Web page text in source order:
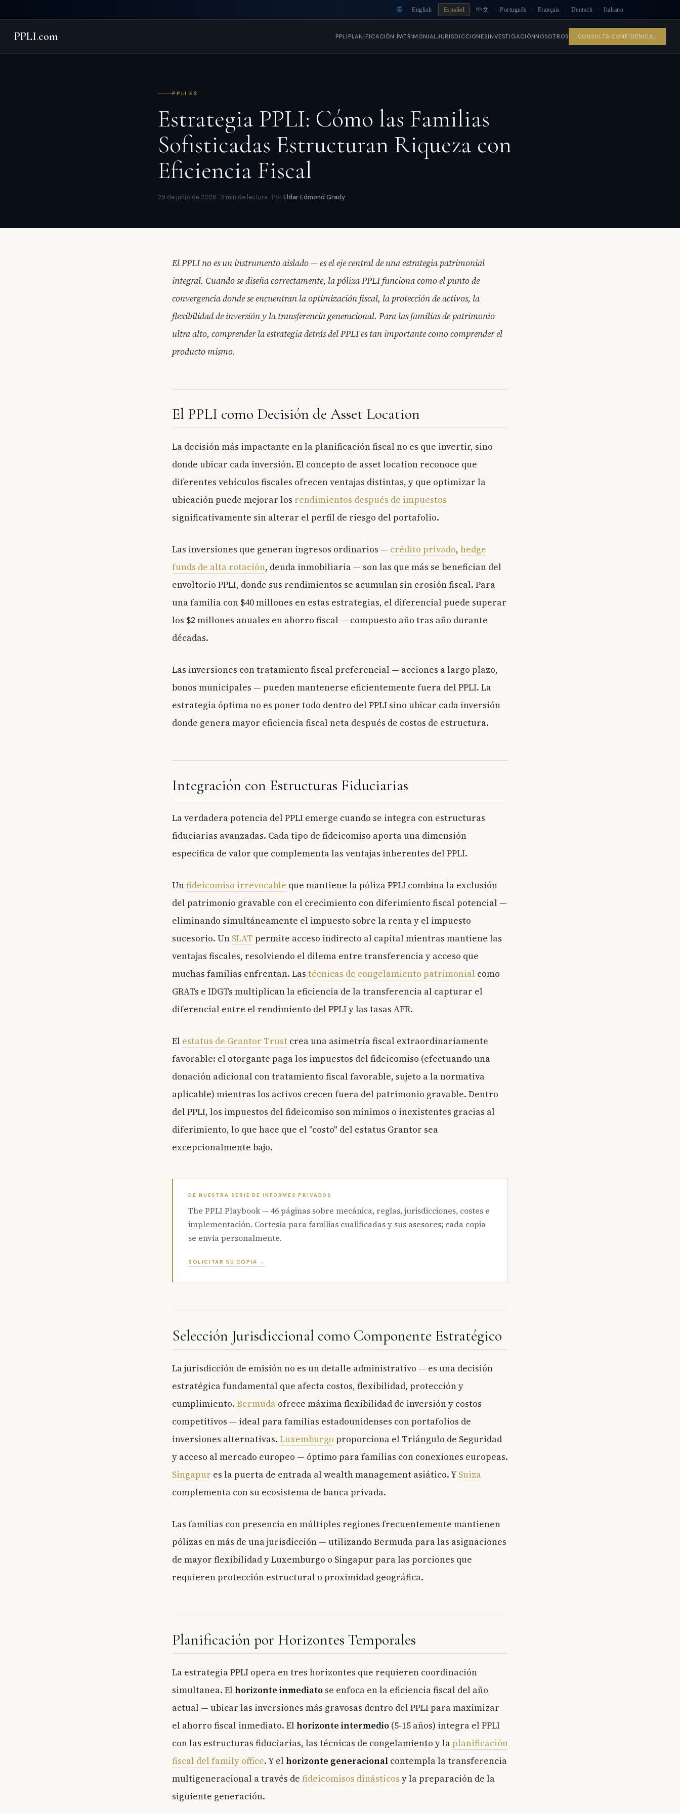
English Español 中文 Português Français Deutsch Italiano
PPLI.com PPLI PLANIFICACIÓN PATRIMONIALJURISDICCIONESINVESTIGACIÓNNOSOTROS CONSULTA CONFIDENCIAL
PPLI ES
Estrategia PPLI: Cómo las Familias
Sofisticadas Estructuran Riqueza con
Eficiencia Fiscal
29 de junio de 2026 · 3 min de lectura · PorEldar Edmond Grady
El PPLI no es un instrumento aislado — es el eje central de una estrategia patrimonial
integral. Cuando se diseña correctamente, la póliza PPLI funciona como el punto de
convergencia donde se encuentran la optimización fiscal, la protección de activos, la
flexibilidad de inversión y la transferencia generacional. Para las familias de patrimonio
ultra alto, comprender la estrategia detrás del PPLI es tan importante como comprender el
producto mismo.
El PPLI como Decisión de Asset Location
La decisión más impactante en la planificación fiscal no es que invertir, sino
donde ubicar cada inversión. El concepto de asset location reconoce que
diferentes vehículos fiscales ofrecen ventajas distintas, y que optimizar la
ubicación puede mejorar los rendimientos después de impuestos
significativamente sin alterar el perfil de riesgo del portafolio.
Las inversiones que generan ingresos ordinarios — crédito privado, hedge
funds de alta rotación, deuda inmobiliaria — son las que más se benefician del
envoltorio PPLI, donde sus rendimientos se acumulan sin erosión fiscal. Para
una familia con $40 millones en estas estrategias, el diferencial puede superar
los $2 millones anuales en ahorro fiscal — compuesto año tras año durante
décadas.
Las inversiones con tratamiento fiscal preferencial — acciones a largo plazo,
bonos municipales — pueden mantenerse eficientemente fuera del PPLI. La
estrategia óptima no es poner todo dentro del PPLI sino ubicar cada inversión
donde genera mayor eficiencia fiscal neta después de costos de estructura.
Integración con Estructuras Fiduciarias
La verdadera potencia del PPLI emerge cuando se integra con estructuras
fiduciarias avanzadas. Cada tipo de fideicomiso aporta una dimensión
especifica de valor que complementa las ventajas inherentes del PPLI.
Unfideicomiso irrevocable que mantiene la póliza PPLI combina la exclusión
del patrimonio gravable con el crecimiento con diferimiento fiscal potencial —
eliminando simultáneamente el impuesto sobre la renta y el impuesto
sucesorio. Un SLAT permite acceso indirecto al capital mientras mantiene las
ventajas fiscales, resolviendo el dilema entre transferencia y acceso que
muchas familias enfrentan. Las técnicas de congelamiento patrimonial como
GRATs e IDGTs multiplican la eficiencia de la transferencia al capturar el
diferencial entre el rendimiento del PPLI y las tasas AFR.
El estatus de Grantor Trust crea una asimetría fiscal extraordinariamente
favorable: el otorgante paga los impuestos del fideicomiso (efectuando una
donación adicional con tratamiento fiscal favorable, sujeto a la normativa
aplicable) mientras los activos crecen fuera del patrimonio gravable. Dentro
del PPLI, los impuestos del fideicomiso son mínimos o inexistentes gracias al
diferimiento, lo que hace que el "costo" del estatus Grantor sea
excepcionalmente bajo.
DE NUESTRA SERIE DE INFORMES PRIVADOS
The PPLI Playbook — 46 páginas sobre mecánica, reglas, jurisdicciones, costes e
implementación. Cortesía para familias cualificadas y sus asesores; cada copia
se envía personalmente.
SOLICITAR SU COPIA →
Selección Jurisdiccional como Componente Estratégico
La jurisdicción de emisión no es un detalle administrativo — es una decisión
estratégica fundamental que afecta costos, flexibilidad, protección y
cumplimiento. Bermuda ofrece máxima flexibilidad de inversión y costos
competitivos — ideal para familias estadounidenses con portafolios de
inversiones alternativas. Luxemburgo proporciona el Triángulo de Seguridad
y acceso al mercado europeo — óptimo para familias con conexiones europeas.
Singapur es la puerta de entrada al wealth management asiático. YSuiza
complementa con su ecosistema de banca privada.
Las familias con presencia en múltiples regiones frecuentemente mantienen
pólizas en más de una jurisdicción — utilizando Bermuda para las asignaciones
de mayor flexibilidad y Luxemburgo o Singapur para las porciones que
requieren protección estructural o proximidad geográfica.
Planificación por Horizontes Temporales
La estrategia PPLI opera en tres horizontes que requieren coordinación
simultanea. El horizonte inmediato se enfoca en la eficiencia fiscal del año
actual — ubicar las inversiones más gravosas dentro del PPLI para maximizar
el ahorro fiscal inmediato. El horizonte intermedio (5-15 años) integra el PPLI
con las estructuras fiduciarias, las técnicas de congelamiento y la planificación
fiscal del family office. Y el horizonte generacional contempla la transferencia
multigeneracional a través de fideicomisos dinásticos y la preparación de la
siguiente generación.